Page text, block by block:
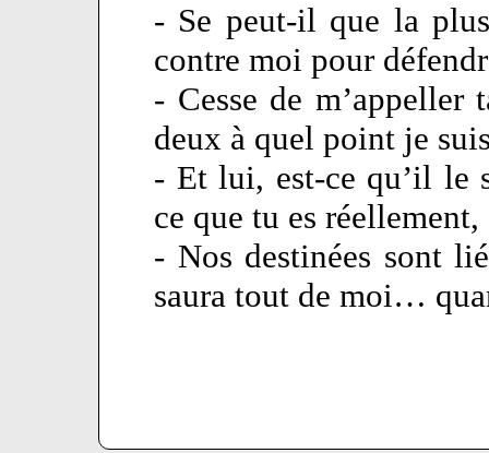
- Se peut-il que la
contre moi pour
- Cesse de
deux à quel point je
- Et lui, est-ce qu’il le
ce que tu es
- Nos destinées sont
saura tout de moi…